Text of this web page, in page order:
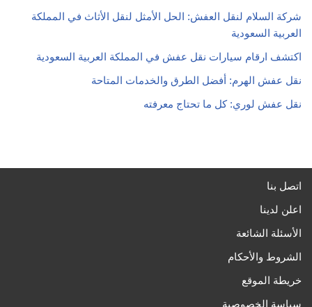
شركة السلام لنقل العفش: الحل الأمثل لنقل الأثاث في المملكة
العربية السعودية
اكتشف ارقام سيارات نقل عفش في المملكة العربية السعودية
نقل عفش الهرم: أفضل الطرق والخدمات المتاحة
نقل عفش لوري: كل ما تحتاج معرفته
اتصل بنا
اعلن لدينا
الأسئلة الشائعة
الشروط والأحكام
خريطة الموقع
سياسة الخصوصية